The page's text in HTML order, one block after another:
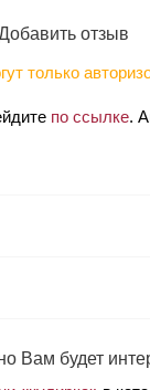
отзыв
только
по ссылке.
Вам будет